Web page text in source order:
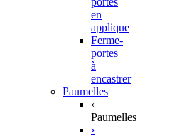
en
applique
Ferme-
portes
à
encastrer
Paumelles
‹
Paumelles
›